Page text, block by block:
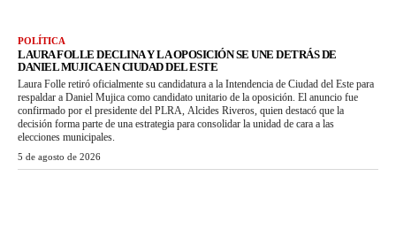
POLÍTICA
LAURA FOLLE DECLINA Y LA OPOSICIÓN SE UNE DETRÁS DE
DANIEL MUJICA EN CIUDAD DEL ESTE
Laura Folle retiró oficialmente su candidatura a la Intendencia de Ciudad del Este para
respaldar a Daniel Mujica como candidato unitario de la oposición. El anuncio fue
confirmado por el presidente del PLRA, Alcides Riveros, quien destacó que la
decisión forma parte de una estrategia para consolidar la unidad de cara a las
elecciones municipales.
5 de agosto de 2026